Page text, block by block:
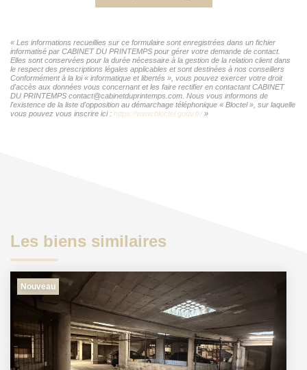
« Les informations recueillies sur ce formulaire sont enregistrées dans un fichier
informatisé par CABINET DU PRINTEMPS pour gérer votre demande de contact.
Elles sont conservées pour la durée nécessaire à la gestion de la relation client dans
le respect des prescriptions légales applicables et sont destinées à nos conseillers
Conformément à la loi « informatique et libertés », vous pouvez exercer votre droit
d'accès aux données vous concernant et les faire rectifier en contactant CABINET
DU PRINTEMPS contact@cabinetduprintemps.com. Nous vous informons de
l'existence de la liste d'opposition au démarchage téléphonique « Bloctel », sur laquelle
vous pouvez vous inscrire ici : https://www.bloctel.gouv.fr/»
Les biens similaires
Nouveau